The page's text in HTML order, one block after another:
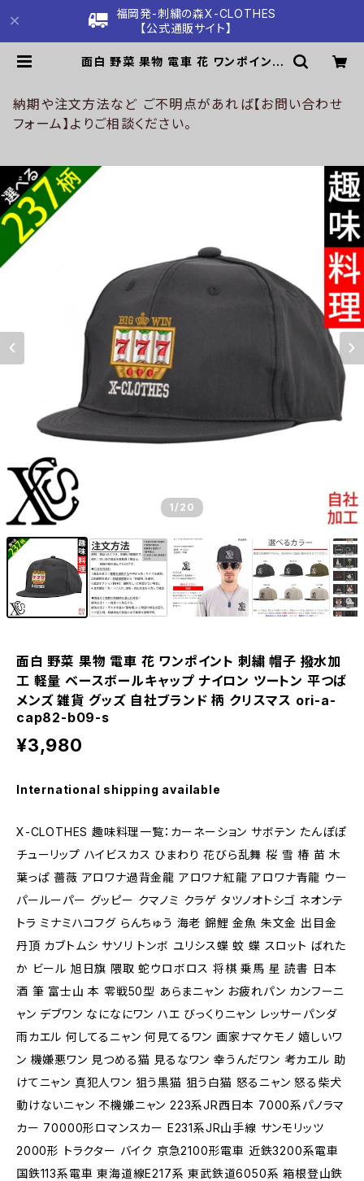
福岡発-刺繍の森X-CLOTHES
【公式通販サイト】
面白 野菜 果物 電車 花 ワンポイント
メンズ 雑貨 グッズ 自社ブランド 柄
クリスマス ori-a-cap82-b09-s |
刺繍の森X-CLOTHES【公式通販サ
納期や注文方法など ご不明点があれば【お問い合わせ
フォーム】よりご相談ください。
1 /20
面白 野菜 果物 電車 花 ワンポイント 刺繍 帽子 撥水加
工 軽量 ベースボールキャップ ナイロン ツートン 平つば
メンズ 雑貨 グッズ 自社ブランド 柄 クリスマス ori-a-
cap82-b09-s
¥3,980
International shipping available
X-CLOTHES 趣味料理一覧：カーネーション サボテン たんぽぽ
チューリップ ハイビスカス ひまわり 花びら乱舞 桜 雪 椿 苗 木
葉っぱ 薔薇 アロワナ過背金龍 アロワナ紅龍 アロワナ青龍 ウー
パールーパー グッピー クマノミ クラゲ タツノオトシゴ ネオンテ
トラ ミナミハコフグ らんちゅう 海老 錦鯉 金魚 朱文金 出目金
丹頂 カブトムシ サソリ トンボ ユリシス蝶 蚊 蝶 スロット ばれた
か ビール 旭日旗 隈取 蛇ウロボロス 将棋 乗馬 星 読書 日本
酒 筆 富士山 本 零戦50型 あらまニャン お疲れパン カンフーニ
ャン デブワン なになにワン ハエ びっくりニャン レッサーパンダ
雨カエル 何してるニャン 何見てるワン 画家ナマケモノ 嬉しいワ
ン 機嫌悪ワン 見つめる猫 見るなワン 幸うんだワン 考カエル 助
けてニャン 真犯人ワン 狙う黒猫 狙う白猫 怒るニャン 怒る柴犬
動けないニャン 不機嫌ニャン 223系JR西日本 7000系パノラマ
カー 70000形ロマンスカー E231系JR山手線 サンモリッツ
2000形 トラクター バイク 京急2100形電車 近鉄3200系電車
国鉄113系電車 東海道線E217系 東武鉄道6050系 箱根登山鉄